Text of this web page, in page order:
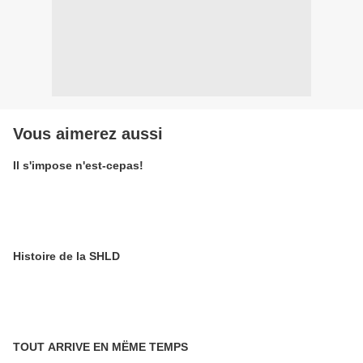
Vous aimerez aussi
Il s'impose n'est-cepas!
Histoire de la SHLD
TOUT ARRIVE EN MËME TEMPS